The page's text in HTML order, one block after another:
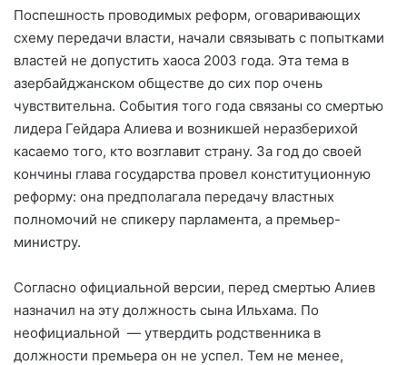
Поспешность проводимых реформ, оговаривающих
схему передачи власти, начали связывать с попытками
властей не допустить хаоса 2003 года. Эта тема в
азербайджанском обществе до сих пор очень
чувствительна. События того года связаны со смертью
лидера Гейдара Алиева и возникшей неразберихой
касаемо того, кто возглавит страну. За год до своей
кончины глава государства провел конституционную
реформу: она предполагала передачу властных
полномочий не спикеру парламента, а премьер-
министру.
Согласно официальной версии, перед смертью Алиев
назначил на эту должность сына Ильхама. По
неофициальной — утвердить родственника в
должности премьера он не успел. Тем не менее,